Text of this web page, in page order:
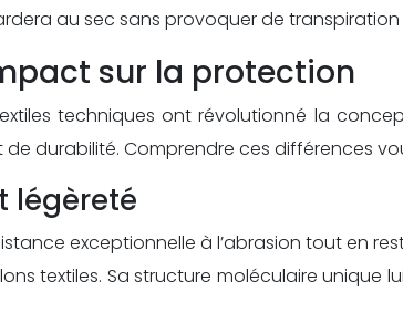
au sec sans provoquer de transpiration
sur la protection
techniques ont révolutionné la
durabilité. Comprendre ces différences
légèreté
exceptionnelle à l’abrasion tout en
textiles. Sa structure moléculaire unique